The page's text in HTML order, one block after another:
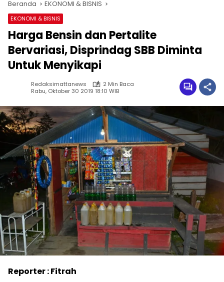
Beranda EKONOMI & BISNIS
EKONOMI & BISNIS
Harga Bensin dan Pertalite
Bervariasi, Disprindag SBB Diminta
Untuk Menyikapi
Redaksimattanews
2 Min Baca
Rabu, Oktober 30 2019 18:10 WIB
Reporter : Fitrah